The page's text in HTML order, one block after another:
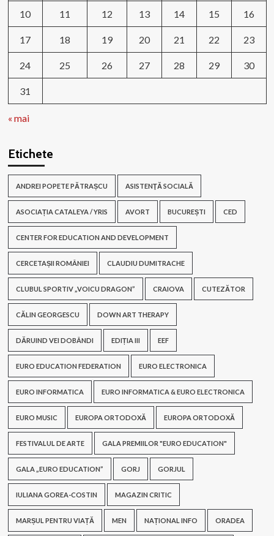
10 11 12 13 14 15 16
17 18 19 20 21 22 23
24 25 26 27 28 29 30
31
« mai
Etichete
ANDREI POPETE PĂTRAȘCU ASISTENŢĂ SOCIALĂ
ASOCIAȚIA CATALEYA / YRIS AVORT BUCUREȘTI CED
CENTER FOR EDUCATION AND DEVELOPMENT
CERCETAȘII ROMÂNIEI CLAUDIU DUMITRACHE
CLUBUL SPORTIV „VOICU DRAGON” CRAIOVA CUTEZĂTOR
CĂLIN GEORGESCU DOWN ART THERAPY
DĂRUIND VEI DOBÂNDI EDIȚIA III EEF
EURO EDUCATION FEDERATION EURO ELECTRONICA
EURO INFORMATICA EURO INFORMATICA & EURO ELECTRONICA
EURO MUSIC EUROPA ORTODOXĂ EUROPA ORTODOXĂ
FESTIVALUL DE ARTE GALA PREMIILOR "EURO EDUCATION"
GALA „EURO EDUCATION” GORJ GORJUL
IULIANA GOREA-COSTIN MAGAZIN CRITIC
MARȘUL PENTRU VIAȚĂ MEN NAȚIONAL INFO ORADEA